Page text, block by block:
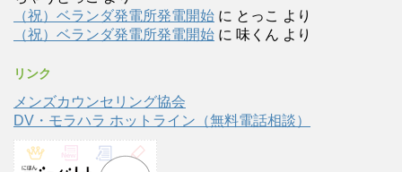
（祝）ベランダ発電所発電開始 に とっこ より
（祝）ベランダ発電所発電開始 に 味くん より
リンク
メンズカウンセリング協会
DV・モラハラ ホットライン（無料電話相談）